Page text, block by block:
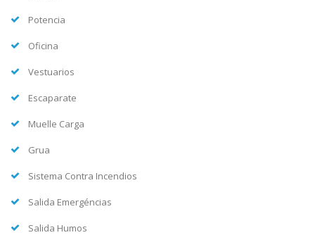
Potencia
Oficina
Vestuarios
Escaparate
Muelle Carga
Grua
Sistema Contra Incendios
Salida Emergéncias
Salida Humos